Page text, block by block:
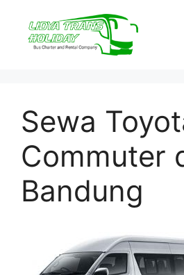
content
Sewa
Commuter
Bandung